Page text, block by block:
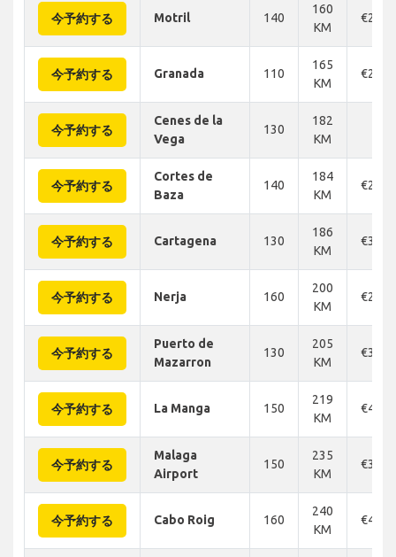
今予約する Motril 140
160
KM
€227
今予約する Granada 110
165
KM
€204
今予約する
Cenes de la
Vega
130
182
KM
今予約する
Cortes de
Baza
140
184
KM
€278
今予約する Cartagena 130
186
KM
€322
今予約する Nerja 160
200
KM
€250
今予約する
Puerto de
Mazarron
130
205
KM
€328
今予約する La Manga 150
219
KM
€420
今予約する
Malaga
Airport
150
235
KM
€320
今予約する Cabo Roig 160
240
KM
€479